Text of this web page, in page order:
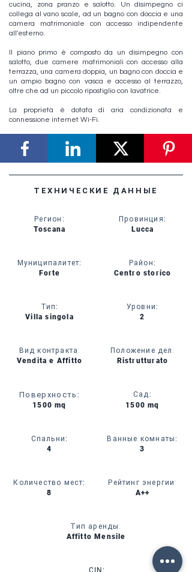
cucina, zona pranzo e salotto. Un disimpegno ci
collega al vano scale, ad un bagno con doccia e una
camera matrimoniale con accesso indipendente
all'esterno.
Il piano primo è composto da un disimpegno con
salotto, due camere matrimoniali con accesso alla
terrazza, una camera doppia, un bagno con doccia e
un ampio bagno con vasca e accesso al terrazzo,
oltre che ad un piccolo ripostiglio con lavatrice.
La proprietà è dotata di aria condizionata e
connessione internet Wi-Fi.
ТЕХНИЧЕСКИЕ ДАННЫЕ
Регион :
Toscana
Муниципалитет:
Forte
Тип:
Villa singola
Вид контракта:
Vendita e Affitto
Поверхность :
1500 mq
Спальни:
4
Количество мест:
8
Провинция:
Lucca
Район:
Centro storico
Уровни:
2
Положение дел:
Ristrutturato
Сад:
1500 mq
Ванные комнаты:
3
Рейтинг энергии:
A++
Тип аренды:
Affitto Mensile
CIN: